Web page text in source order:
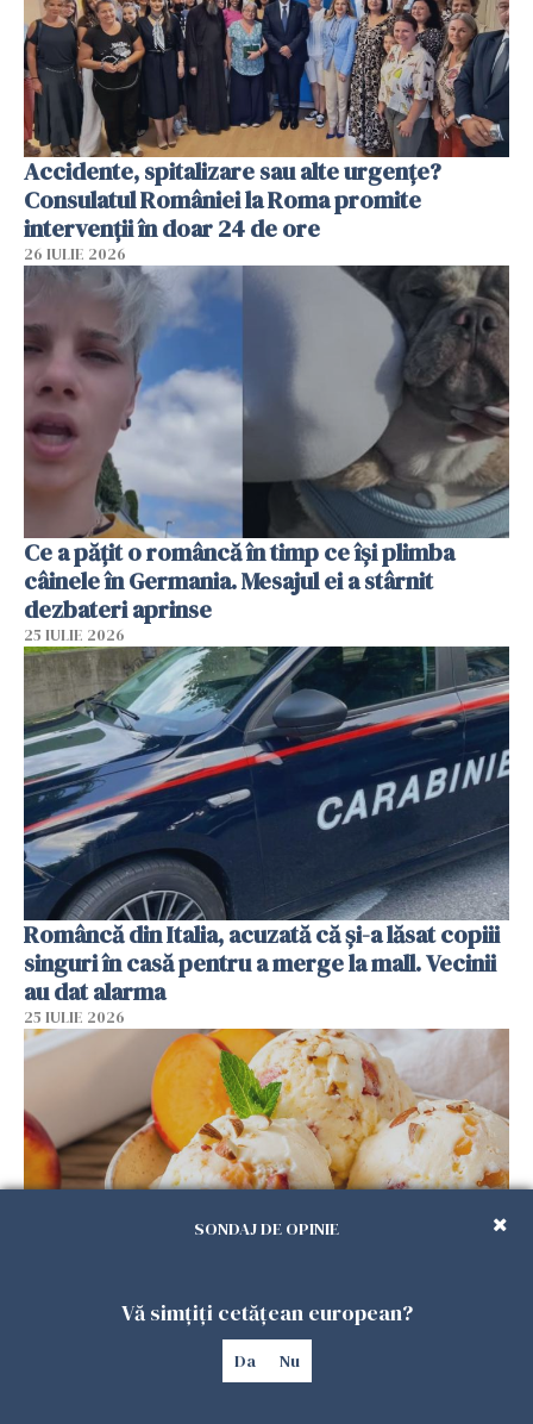
Accidente, spitalizare sau alte urgențe?
Consulatul României la Roma promite
intervenții în doar 24 de ore
26 IULIE 2026
Ce a pățit o româncă în timp ce își plimba
câinele în Germania. Mesajul ei a stârnit
dezbateri aprinse
25 IULIE 2026
Româncă din Italia, acuzată că și-a lăsat copiii
singuri în casă pentru a merge la mall. Vecinii
au dat alarma
25 IULIE 2026
Înghețata de casă cu nectarine care
cucerește vara. Rețeta fără aparat, gata din
SONDAJ DE OPINIE
Vă simțiți cetățean european?
Da Nu